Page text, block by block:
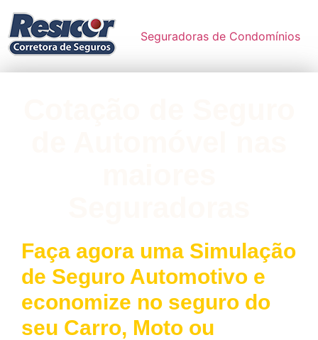
Seguradoras de Condomínios
Faça agora uma Simulação
de Seguro Automotivo e
economize no seguro do
seu Carro, Moto ou